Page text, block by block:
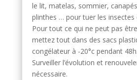
le lit, matelas, sommier,
plinthes … pour tuer les insectes
Pour tout ce qui ne peut pas
mettez tout dans des sacs
congélateur à -20°c pendant 48h.
Surveiller l’évolution et
nécessaire.